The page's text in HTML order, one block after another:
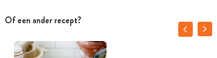
Of een ander recept?